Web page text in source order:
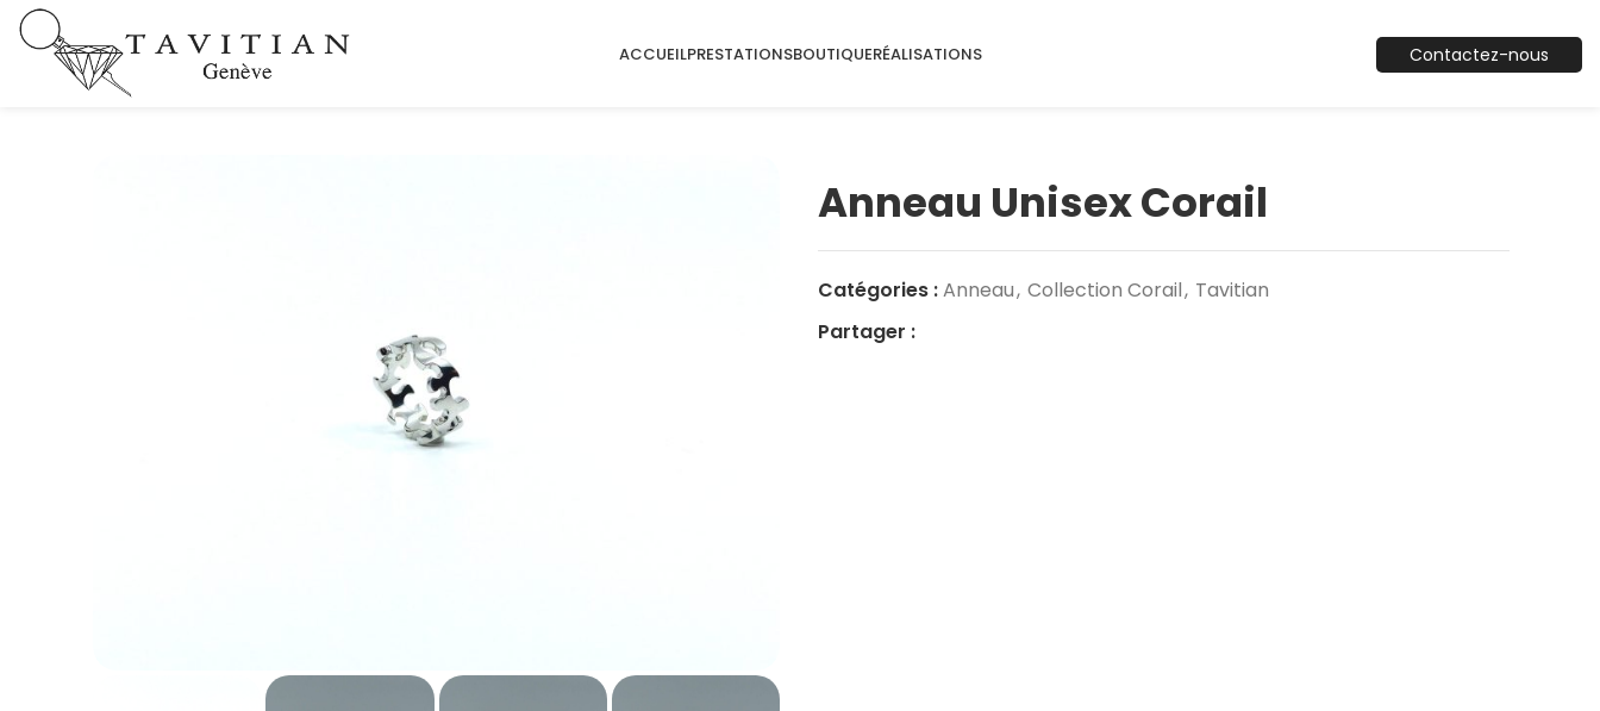
ACCUEILPRESTATIONSBOUTIQUERÉALISATIONS Contactez-nous
Anneau Unisex Corail
Catégories :Anneau, Collection Corail, Tavitian
Partager :